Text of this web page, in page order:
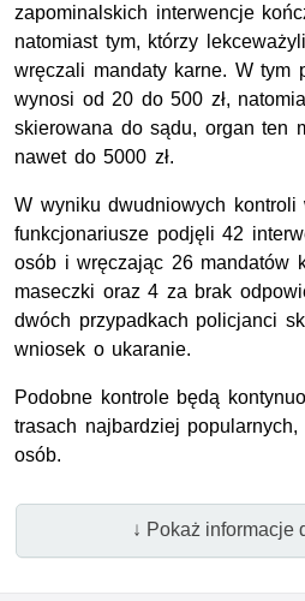
zapominalskich interwencje
natomiast tym, którzy
wręczali mandaty karne. W tym
wynosi od 20 do 500 zł,
skierowana do sądu, organ ten
nawet do 5000 zł.
W wyniku dwudniowych
funkcjonariusze podjęli 42
osób i wręczając 26 mandatów
maseczki oraz 4 za brak
dwóch przypadkach policjanci
wniosek o ukaranie.
Podobne kontrole będą
trasach najbardziej
osób.
↓ Pokaż informacje